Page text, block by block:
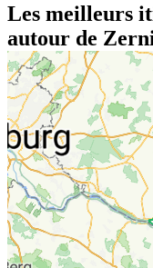
Les meilleurs
autour de